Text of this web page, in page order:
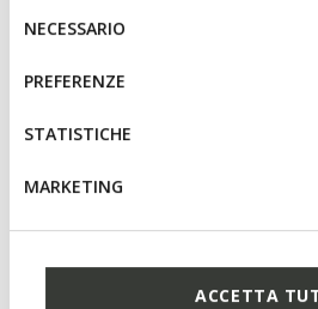
IMPOSTAZIONI potrai anche
altri strumenti di tracciamento
informazioni o per modificare in
tue impostazioni, visita la nostra
del
consenso
NECESSARIO
PREFERENZE
STATISTICHE
MARKETING
ACCETTA